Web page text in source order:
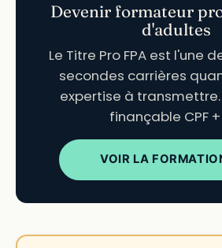
Devenir formateur
d'adultes
Le Titre Pro FPA est l'une
secondes carrières
expertise à transmettre.
finançable CPF +
VOIR LA